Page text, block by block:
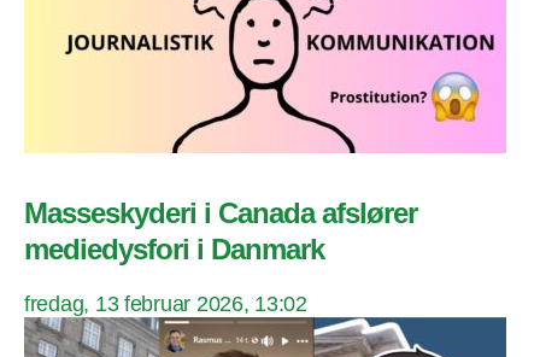
Masseskyderi i Canada afslører
mediedysfori i Danmark
fredag, 13 februar 2026, 13:02